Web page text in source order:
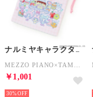
ナルミヤキャラクターズ
MEZZO PIANO×TAMAGOTCHI 巾着 （ピンク）
￥1,001
30%